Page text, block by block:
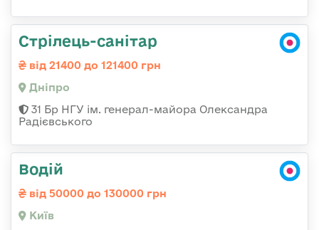
Стрілець-санітар
від 21400 до 121400 грн
Дніпро
31 Бр НГУ ім. генерал-майора Олександра
Радієвського
Водій
від 50000 до 130000 грн
Київ